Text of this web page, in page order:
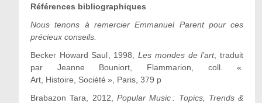
Références bibliographiques
Nous tenons à remercier Emmanuel Parent pour ces
précieux conseils.
Becker Howard Saul , 1998,Les mondes de l’art, traduit
par Jeanne Bouniort, Flammarion, coll. «
Art, Histoire, Société », Paris, 379 p
BrabazonTara , 2012, Popular Music : Topics, Trends &